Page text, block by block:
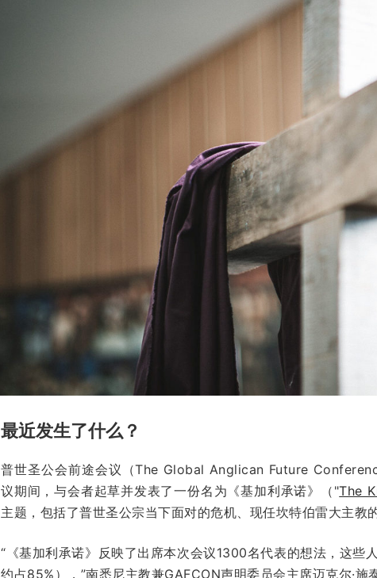
最近发生了什么？
普世圣公会前途会议（The Global Anglican Future
议期间，与会者起草并发表了一份名为《基加利承诺》（"The
主题，包括了普世圣公宗当下面对的危机、现任坎特伯雷大主教
“《基加利承诺》反映了出席本次会议1300名代表的想法，这
约占85%），”南悉尼主教兼GAFCON声明委员会主席迈克尔·施